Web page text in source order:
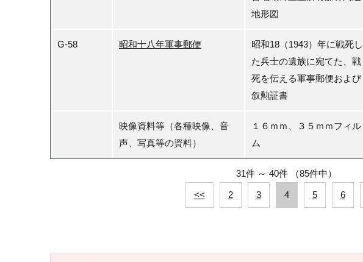
地形図
G-58 昭和十八年軍事郵便
昭和18（1943）年に戦死し
た兵士の遺族に宛てた、戦
死を伝える軍事郵便および
叙勲証書
映像資料等（各種映像、音
声、写真等の資料）
１６ｍｍ、３５ｍｍフィル
ム
31件 ～ 40件 （85件中）
<< 2 3 4 5 6